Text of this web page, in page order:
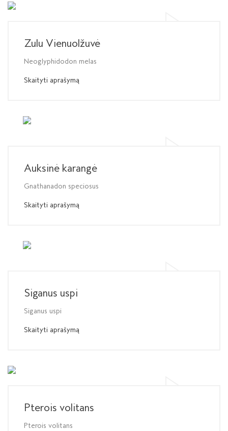
Zulu Vienuolžuvė
Neoglyphidodon melas
Skaityti aprašymą
Auksinė karangė
Gnathanadon speciosus
Skaityti aprašymą
Siganus uspi
Siganus uspi
Skaityti aprašymą
Pterois volitans
Pterois volitans